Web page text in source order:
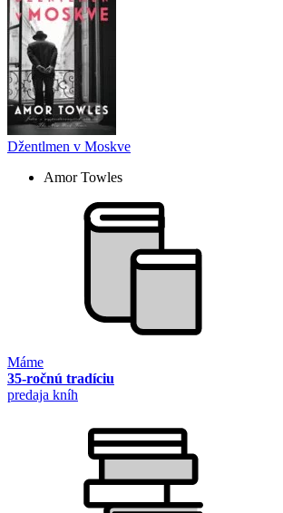
Džentlmen v Moskve
Amor Towles
Máme
35-ročnú tradíciu
predaja kníh